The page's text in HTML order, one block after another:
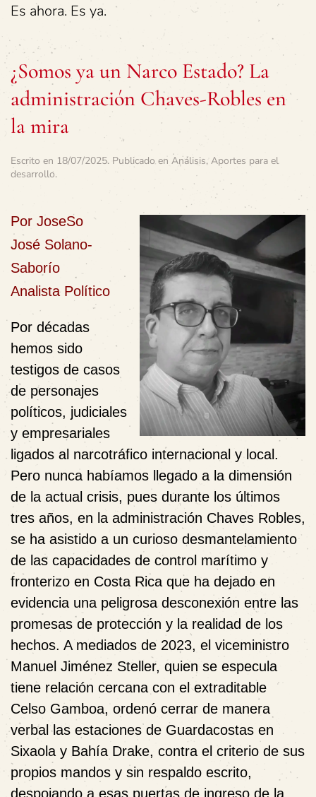
Es ahora. Es ya.
¿Somos ya un Narco Estado? La
administración Chaves-Robles en
la mira
Escrito en 18/07/2025. Publicado en Análisis, Aportes para el
desarrollo.
Por JoseSo
José Solano-
Saborío
Analista Político
Por décadas
hemos sido
testigos de casos
de personajes
políticos, judiciales
y empresariales
ligados al narcotráfico internacional y local.
Pero nunca habíamos llegado a la dimensión
de la actual crisis, pues durante los últimos
tres años, en la administración Chaves Robles,
se ha asistido a un curioso desmantelamiento
de las capacidades de control marítimo y
fronterizo en Costa Rica que ha dejado en
evidencia una peligrosa desconexión entre las
promesas de protección y la realidad de los
hechos. A mediados de 2023, el viceministro
Manuel Jiménez Steller, quien se especula
tiene relación cercana con el extraditable
Celso Gamboa, ordenó cerrar de manera
verbal las estaciones de Guardacostas en
Sixaola y Bahía Drake, contra el criterio de sus
propios mandos y sin respaldo escrito,
despojando a esas puertas de ingreso de la